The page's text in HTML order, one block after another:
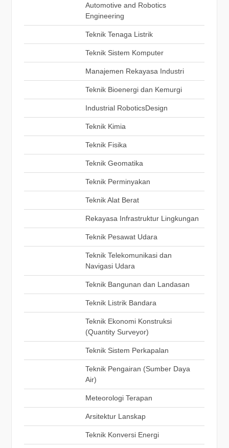
Automotive and Robotics
Engineering
Teknik Tenaga Listrik
Teknik Sistem Komputer
Manajemen Rekayasa Industri
Teknik Bioenergi dan Kemurgi
Industrial RoboticsDesign
Teknik Kimia
Teknik Fisika
Teknik Geomatika
Teknik Perminyakan
Teknik Alat Berat
Rekayasa Infrastruktur Lingkungan
Teknik Pesawat Udara
Teknik Telekomunikasi dan
Navigasi Udara
Teknik Bangunan dan Landasan
Teknik Listrik Bandara
Teknik Ekonomi Konstruksi
(Quantity Surveyor)
Teknik Sistem Perkapalan
Teknik Pengairan (Sumber Daya
Air)
Meteorologi Terapan
Arsitektur Lanskap
Teknik Konversi Energi